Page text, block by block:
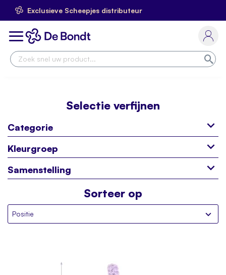
Exclusieve Scheepjes distributeur
Ga
naar
de
Toggle
Selectie verfijnen
Categorie
Kleurgroep
Samenstelling
Sorteer op